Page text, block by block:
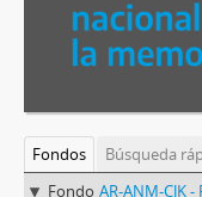
Fondos
Búsqueda
Fondo AR-ANM-CJK